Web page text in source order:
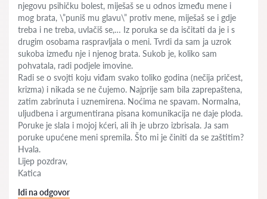
njegovu psihičku bolest, miješaš se u odnos između mene i
mog brata, \”puniš mu glavu\” protiv mene, miješaš se i gdje
treba i ne treba, uvlačiš se,… Iz poruka se da isčitati da je i s
drugim osobama raspravljala o meni. Tvrdi da sam ja uzrok
sukoba između nje i njenog brata. Sukob je, koliko sam
pohvatala, radi podjele imovine.
Radi se o svojti koju viđam svako toliko godina (nečija pričest,
krizma) i nikada se ne čujemo. Najprije sam bila zaprepaštena,
zatim zabrinuta i uznemirena. Noćima ne spavam. Normalna,
uljudbena i argumentirana pisana komunikacija ne daje ploda.
Poruke je slala i mojoj kćeri, ali ih je ubrzo izbrisala. Ja sam
poruke upućene meni spremila. Što mi je činiti da se zaštitim?
Hvala.
Lijep pozdrav,
Katica
Idi na odgovor